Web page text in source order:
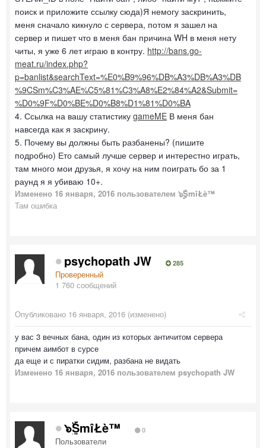
поиск и приложите ссылку сюда)Я немогу заскринить,
меня сначало кикнуло с сервера, потом я зашел на
сервер и пишет что в меня бан причина WH в меня нету
читы, я уже 6 лет играю в контру. http://bans.go-
meat.ru/index.php?
p=banlist&searchText=%E0%B9%96%DB%A3%DB%A3%DB
%9CSm%C3%AE%C5%81%C3%A8%E2%84%A2&Submit=
%D0%9F%D0%BE%D0%B8%D1%81%D0%BA
4. Ссылка на вашу статистику gameME В меня бан
навсегда как я заскрину.
5. Почему вы должны быть разбанены? (пишите
подробно) Ето самый лучше сервер и интерестно играть,
там много мои друзья, я хочу на ним поиграть бо за 1
раунд я я убиваю 10+.
Изменено 16 января, 2016 пользователем ๖ۣۣۜSmîŁè™
Там ошибка
psychopath JW 285
Проверенный
1 760 сообщений
Опубликовано 16 января, 2016 (изменено)
у вас 3 вечных бана, один из которых античитом сервера
причем аимбот в сурсе
да еще и с пиратки сидим, разбана не видать
Изменено 16 января, 2016 пользователем psychopath JW
๖ۣۣۜSmîŁè™ 0
Пользователи